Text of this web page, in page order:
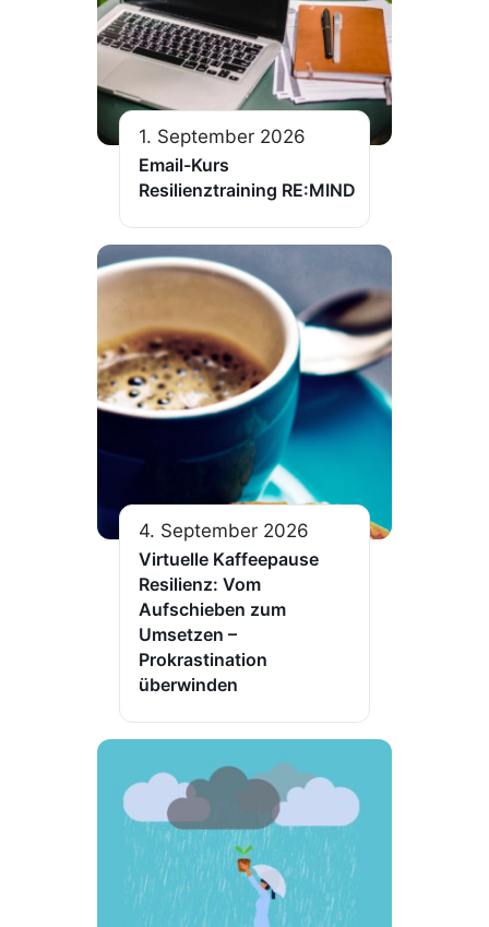
1. September 2026
Email-Kurs
Resilienztraining RE:MIND
4. September 2026
Virtuelle Kaffeepause
Resilienz: Vom
Aufschieben zum
Umsetzen –
Prokrastination
überwinden